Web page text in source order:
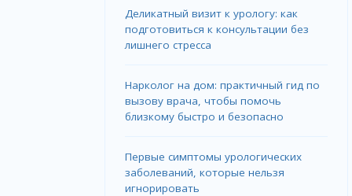
Деликатный визит к урологу: как
подготовиться к консультации без
лишнего стресса
Нарколог на дом: практичный гид по
вызову врача, чтобы помочь
близкому быстро и безопасно
Первые симптомы урологических
заболеваний, которые нельзя
игнорировать